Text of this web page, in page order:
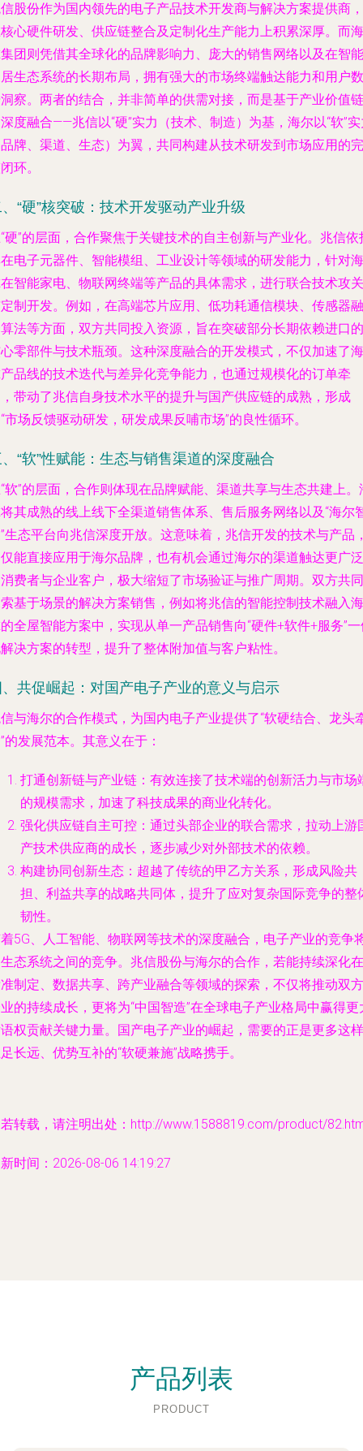
股份作为国内领先的电子产品技术开发商与解决方案提供商，
心硬件研发、供应链整合及定制化生产能力上积累深厚。而海
团则凭借其全球化的品牌影响力、庞大的销售网络以及在智能
生态系统的长期布局，拥有强大的市场终端触达能力和用户数
察。两者的结合，并非简单的供需对接，而是基于产业价值链
度融合——兆信以“硬”实力（技术、制造）为基，海尔以“软”
牌、渠道、生态）为翼，共同构建从技术研发到市场应用的完
环。
“硬”核突破：技术开发驱动产业升级
硬”的层面，合作聚焦于关键技术的自主创新与产业化。兆信依
电子元器件、智能模组、工业设计等领域的研发能力，针对海
智能家电、物联网终端等产品的具体需求，进行联合技术攻关
制开发。例如，在高端芯片应用、低功耗通信模块、传感器融
法等方面，双方共同投入资源，旨在突破部分长期依赖进口的
零部件与技术瓶颈。这种深度融合的开发模式，不仅加速了海
品线的技术迭代与差异化竞争能力，也通过规模化的订单牵
带动了兆信自身技术水平的提升与国产供应链的成熟，形成
市场反馈驱动研发，研发成果反哺市场”的良性循环。
“软”性赋能：生态与销售渠道的深度融合
软”的层面，合作则体现在品牌赋能、渠道共享与生态共建上。
其成熟的线上线下全渠道销售体系、售后服务网络以及“海尔
生态平台向兆信深度开放。这意味着，兆信开发的技术与产品
能直接应用于海尔品牌，也有机会通过海尔的渠道触达更广泛
费者与企业客户，极大缩短了市场验证与推广周期。双方共同
基于场景的解决方案销售，例如将兆信的智能控制技术融入海
全屋智能方案中，实现从单一产品销售向“硬件+软件+服务”
决方案的转型，提升了整体附加值与客户粘性。
共促崛起：对国产电子产业的意义与启示
与海尔的合作模式，为国内电子产业提供了“软硬结合、龙头
的发展范本。其意义在于：
打通创新链与产业链 ：有效连接了技术端的创新活力与市场
的规模需求，加速了科技成果的商业化转化。
强化供应链自主可控 ：通过头部企业的联合需求，拉动上游
产技术供应商的成长，逐步减少对外部技术的依赖。
构建协同创新生态 ：超越了传统的甲乙方关系，形成风险共
担、利益共享的战略共同体，提升了应对复杂国际竞争的整
韧性。
5G、人工智能、物联网等技术的深度融合，电子产业的竞争
态系统之间的竞争。兆信股份与海尔的合作，若能持续深化在
制定、数据共享、跨产业融合等领域的探索，不仅将推动双方
的持续成长，更将为“中国智造”在全球电子产业格局中赢得更
权贡献关键力量。国产电子产业的崛起，需要的正是更多这样
长远、优势互补的“软硬兼施”战略携手。
转载，请注明出处：http://www.1588819.com/product/
时间：2026-08-06 14:19:27
产品列表
PRODUCT